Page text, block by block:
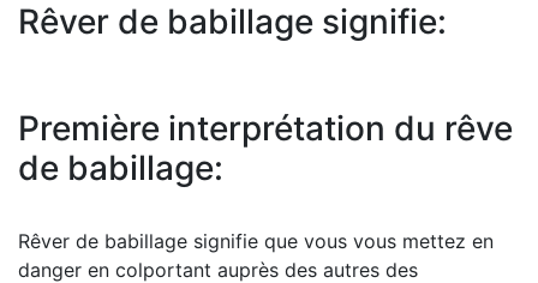
Rêver de babillage signifie:
Première interprétation du rêve
de babillage:
Rêver de babillage signifie que vous vous mettez en
danger en colportant auprès des autres des